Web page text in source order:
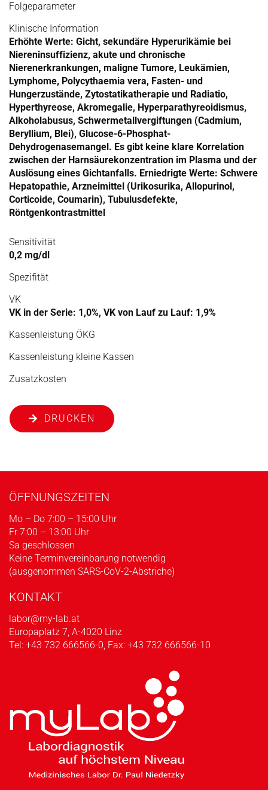
Folgeparameter
Klinische Information
Erhöhte Werte: Gicht, sekundäre Hyperurikämie bei
Niereninsuffizienz, akute und chronische
Nierenerkrankungen, maligne Tumore, Leukämien,
Lymphome, Polycythaemia vera, Fasten- und
Hungerzustände, Zytostatikatherapie und Radiatio,
Hyperthyreose, Akromegalie, Hyperparathyreoidismus,
Alkoholabusus, Schwermetallvergiftungen (Cadmium,
Beryllium, Blei), Glucose-6-Phosphat-
Dehydrogenasemangel. Es gibt keine klare Korrelation
zwischen der Harnsäurekonzentration im Plasma und der
Auslösung eines Gichtanfalls. Erniedrigte Werte: Schwere
Hepatopathie, Arzneimittel (Urikosurika, Allopurinol,
Corticoide, Coumarin), Tubulusdefekte,
Röntgenkontrastmittel
Sensitivität
0,2 mg/dl
Spezifität
VK
VK in der Serie: 1,0%, VK von Lauf zu Lauf: 1,9%
Kassenleistung ÖKG
Kassenleistung kleine Kassen
Zusatzkosten
DRUCKEN
ÖFFNUNGSZEITEN
Mo – Do 7:00 – 15:00 Uhr
Fr 7:00 – 13:00 Uhr
Sa geschlossen
Keine Terminvereinbarung notwendig
(ausgenommen SARS-CoV-2-Abstriche)
KONTAKT
labor@my-lab.at
Europaplatz 7, A-4020 Linz
Tel: +43 732 666566-0, Fax: +43 732 666566-10